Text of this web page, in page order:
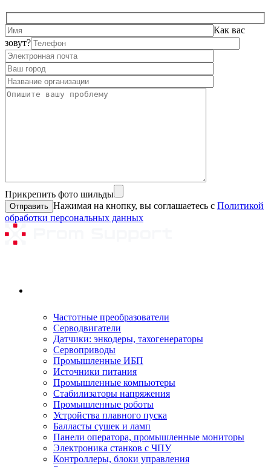
Как вас
зовут?
Прикрепить фото шильды
Нажимая на кнопку, вы соглашаетесь с Политикой
обработки персональных данных
Частотные преобразователи
Серводвигатели
Датчики: энкодеры, тахогенераторы
Сервоприводы
Промышленные ИБП
Источники питания
Промышленные компьютеры
Стабилизаторы напряжения
Промышленные роботы
Устройства плавного пуска
Балласты сушек и ламп
Панели оператора, промышленные мониторы
Электроника станков с ЧПУ
Контроллеры, блоки управления